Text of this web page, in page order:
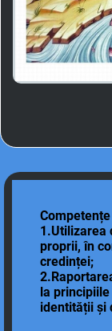
1.Utilizarea
proprii, în
credinței;
la
identității și